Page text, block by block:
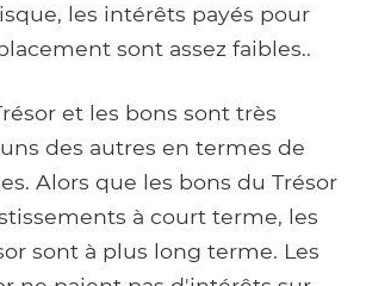
les intérêts payés pour
sont assez faibles..
et les bons sont très
des autres en termes de
Alors que les bons du Trésor
à court terme, les
sont à plus long terme. Les